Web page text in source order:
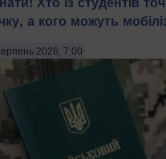
а кого можуть
2026, 7:00